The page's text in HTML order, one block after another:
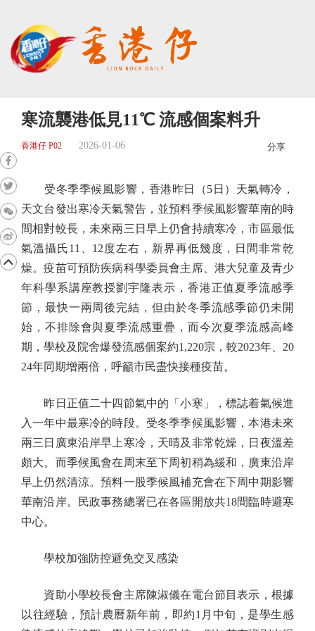
寒流襲港低見11℃ 流感個案料升
香港仔 P02 2026-01-06 分享
受冬季季候風影響，香港昨日（5日）天氣轉冷，
天文台發出寒冷天氣警告，並預料季候風影響華南的時
間相對較長，未來兩三日早上仍會持續寒冷，市區最低
氣溫攝氏11、12度左右，新界再低幾度，日間非常乾
燥。疫苗可預防疾病科學委員會主席、港大兒童及青少
年科學系講座教授劉宇隆表示，香港正值夏季流感季
節，最快一兩周後完結，但由於冬季流感季節仍未開
始，不排除會與夏季流感重疊，而今次夏季流感高峰
期，學校及院舍爆發流感個案約1,220宗，較2023年、20
24年同期增兩倍，呼籲市民盡快接種疫苗。
昨日正值二十四節氣中的「小寒」，標誌着氣候進
入一年中最寒冷的時段。受冬季季候風影響，本港未來
兩三日廣東沿岸早上寒冷，天晴及非常乾燥，日夜溫差
頗大。而季候風會在周末至下周初稍為緩和，廣東沿岸
早上仍然清涼。預料一股季候風補充會在下周中期影響
華南沿岸。民政事務總署已在各區開放共18間臨時避寒
中心。
學校加強防控避免交叉感染
資助小學校長會主席陳淑儀在電台節目表示，根據
以往經驗，預計農曆新年前，即約1月中旬，是學生感